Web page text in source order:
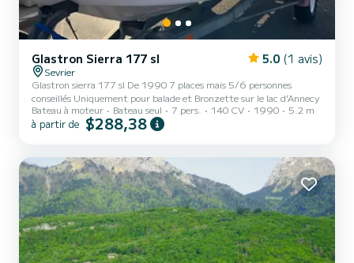
Glastron Sierra 177 sl 5.0 (1 avis)
Sevrier
Glastron sierra 177 sl De 1990 7 places mais 5/6 personnes
conseillés Uniquement pour balade et Bronzette sur le lac d’Annecy
Bateau à moteur
Bateau seul 7 pers. 140 CV 1990 5.2 m
à partir de $288,38